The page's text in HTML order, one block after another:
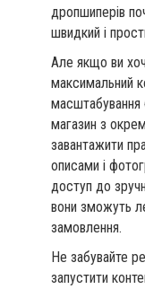
дропшиперів
швидкий і
Але якщо ви
максимальний
масштабування
магазин з
завантажити
описами і
доступ до
вони зможуть
замовлення.
Не забувайте
запустити